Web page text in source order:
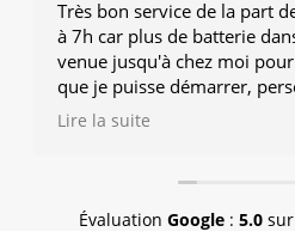
Très bon service de la part
à 7h car plus de batterie
venue jusqu'à chez moi
que je puisse démarrer,
gentil, cela fais plaisir de voir
Allez y les yeux fermé, trop
Lire la suite
Évaluation Google : 5.0